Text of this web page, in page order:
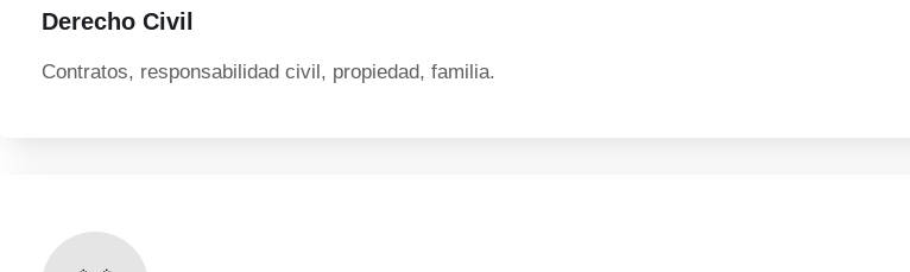
Derecho Civil
Contratos, responsabilidad civil, propiedad, familia.